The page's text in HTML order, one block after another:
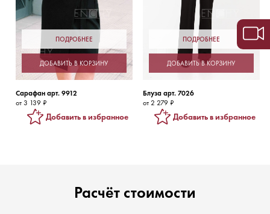
ПОДРОБНЕЕ
ДОБАВИТЬ В КОРЗИНУ
Сарафан арт. 9912
от 3 139 ₽
Добавить в избранное
ПОДРОБНЕЕ
ДОБАВИТЬ В КОРЗИНУ
Блуза арт. 7026
от 2 279 ₽
Добавить в избранное
Расчёт стоимости